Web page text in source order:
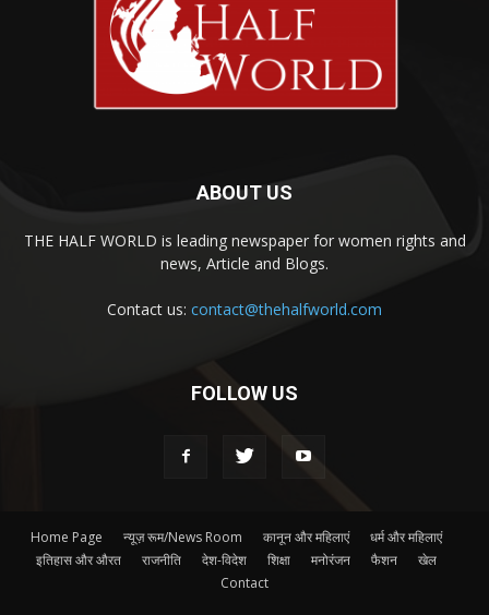
ABOUT US
THE HALF WORLD is leading newspaper for women rights and
news, Article and Blogs.
Contact us: contact@thehalfworld.com
FOLLOW US
Home Page न्यूज़ रूम/News Room कानून और महिलाएं
धर्म और महिलाएं
इतिहास और औरत
राजनीति देश-विदेश शिक्षा मनोरंजन फैशन
खेल
Contact